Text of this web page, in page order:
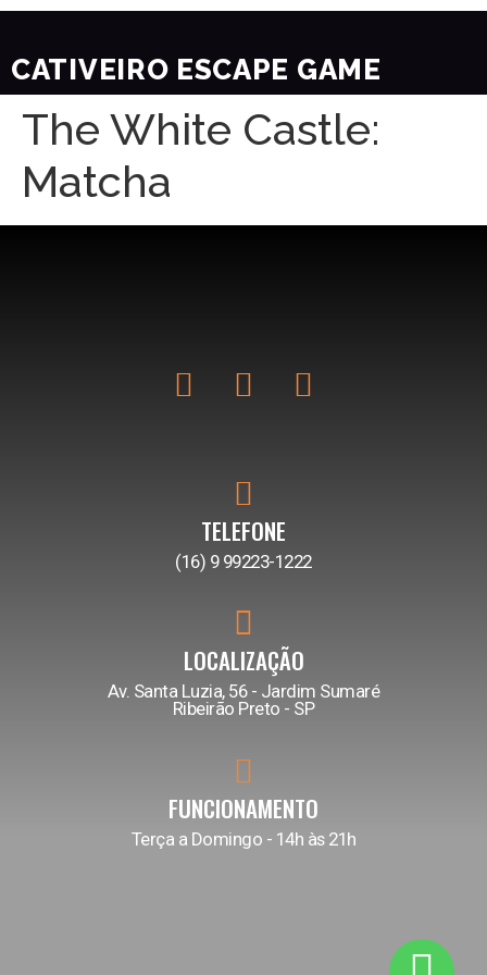
CATIVEIRO ESCAPE GAME
The White Castle:
Matcha
TELEFONE
(16) 9 99223-1222
LOCALIZAÇÃO
Av. Santa Luzia, 56 - Jardim Sumaré
Ribeirão Preto - SP
FUNCIONAMENTO
Terça a Domingo - 14h às 21h